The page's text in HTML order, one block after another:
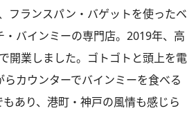
フランスパン・バゲットを使ったベ
・バインミーの専門店。2019年、高
開業しました。ゴトゴトと頭上を電
カウンターでバインミーを食べる
あり、港町・神戸の風情も感じら